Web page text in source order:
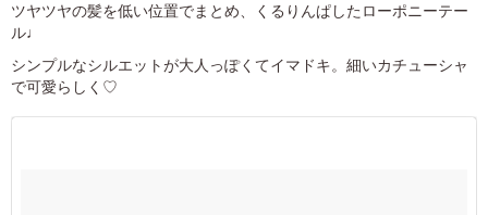
ツヤツヤの髪を低い位置でまとめ、くるりんぱしたローポニーテー
ル♩
シンプルなシルエットが大人っぽくてイマドキ。細いカチューシャ
で可愛らしく♡